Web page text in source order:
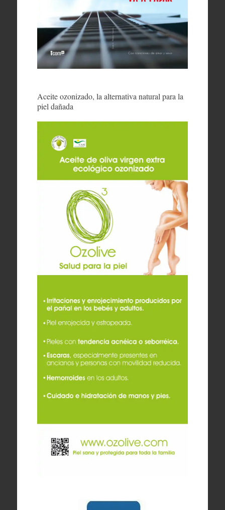
Aceite ozonizado, la alternativa natural para la
piel dañada